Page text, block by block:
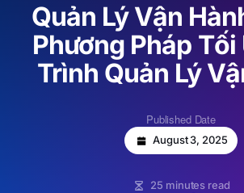
Quản Lý Vận
Phương Pháp Tối
Trình Quản Lý
Published Date
August 3, 2025
25 minutes read